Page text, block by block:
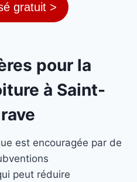
gratuit >
pour la
à Saint-
est encouragée par de
peut réduire